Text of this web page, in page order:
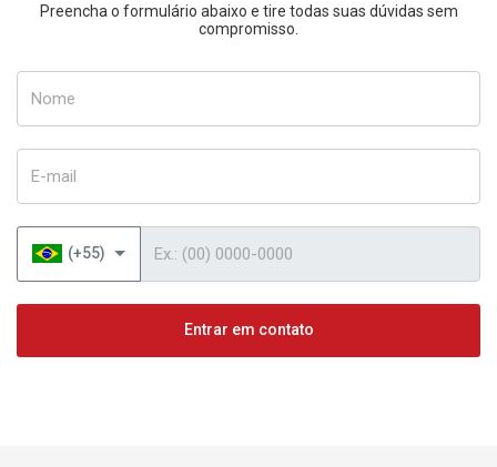
Preencha o formulário abaixo e tire todas suas dúvidas sem
compromisso.
(+55)
Entrar em contato